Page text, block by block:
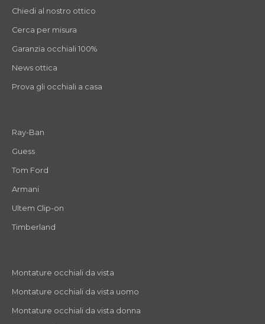
Chiedi al nostro ottico
Cerca per misura
Garanzia occhiali 100%
News ottica
Prova gli occhiali a casa
Ray-Ban
Guess
Tom Ford
Armani
Ultem Clip-on
Timberland
Montature occhiali da vista
Montature occhiali da vista uomo
Montature occhiali da vista donna